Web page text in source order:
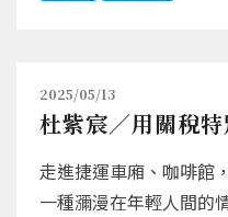
2025/05/13
杜紫宸／用關稅
走進捷運車廂、咖啡館
一種瀰漫在年輕人間的